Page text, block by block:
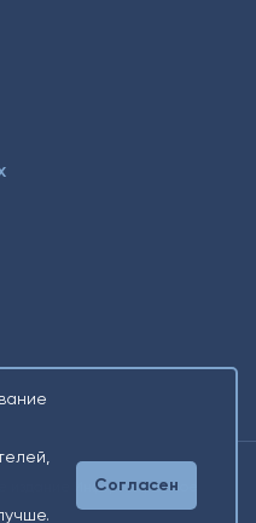
издание Информационное
Согласен